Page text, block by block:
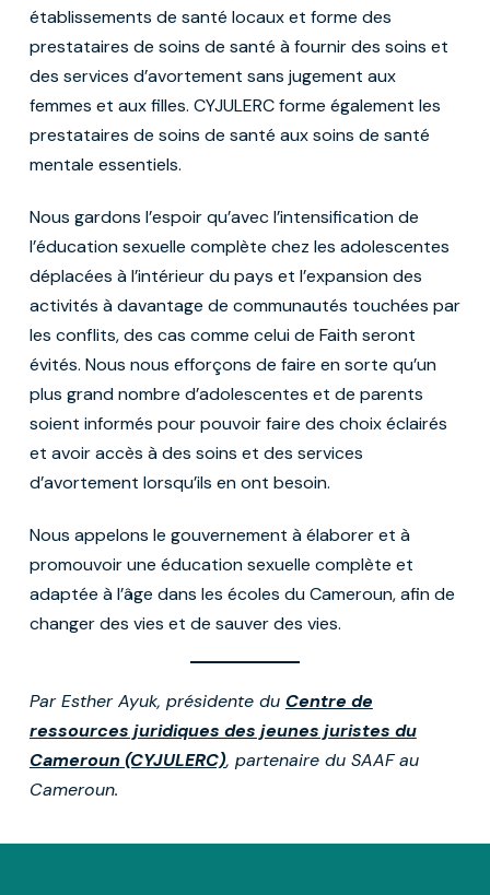
établissements de santé locaux et forme des
prestataires de soins de santé à fournir des soins et
des services d’avortement sans jugement aux
femmes et aux filles. CYJULERC forme également les
prestataires de soins de santé aux soins de santé
mentale essentiels.
Nous gardons l’espoir qu’avec l’intensification de
l’éducation sexuelle complète chez les adolescentes
déplacées à l’intérieur du pays et l’expansion des
activités à davantage de communautés touchées par
les conflits, des cas comme celui de Faith seront
évités. Nous nous efforçons de faire en sorte qu’un
plus grand nombre d’adolescentes et de parents
soient informés pour pouvoir faire des choix éclairés
et avoir accès à des soins et des services
d’avortement lorsqu’ils en ont besoin.
Nous appelons le gouvernement à élaborer et à
promouvoir une éducation sexuelle complète et
adaptée à l’âge dans les écoles du Cameroun, afin de
changer des vies et de sauver des vies.
Par Esther Ayuk, présidente du Centre de
ressources juridiques des jeunes juristes du
Cameroun (CYJULERC), partenaire du SAAF au
Cameroun.